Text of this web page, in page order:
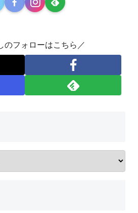
のフォローはこちら／